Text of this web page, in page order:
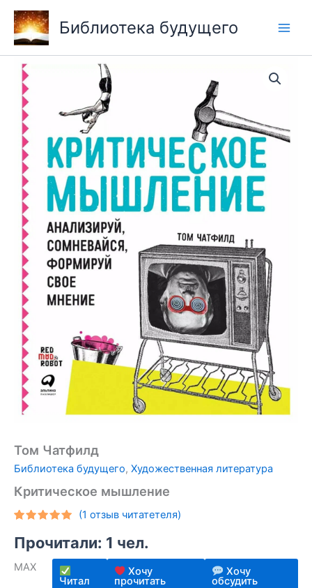
Перейти
содержимому
Библиотека будущего
Том Чатфилд
Библиотека будущего, Художественная литература
Критическое мышление
5.00из 5
на основе
опроса
пользователя
(1 отзыв читатетеля)
Прочитали: 1 чел.
MAX
Читал
Хочу
прочитать
Хочу
обсудить